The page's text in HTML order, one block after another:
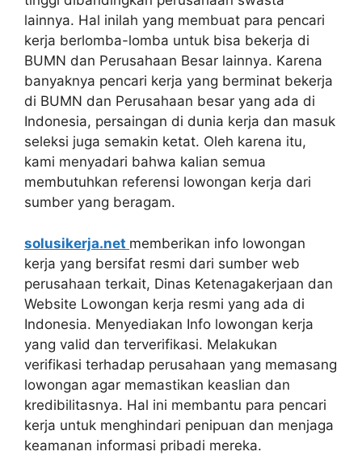
lainnya. Hal inilah yang membuat para pencari
kerja berlomba-lomba untuk bisa bekerja di
BUMN dan Perusahaan Besar lainnya. Karena
banyaknya pencari kerja yang berminat bekerja
di BUMN dan Perusahaan besar yang ada di
Indonesia, persaingan di dunia kerja dan masuk
seleksi juga semakin ketat. Oleh karena itu,
kami menyadari bahwa kalian semua
membutuhkan referensi lowongan kerja dari
sumber yang beragam.
solusikerja.net memberikan info lowongan
kerja yang bersifat resmi dari sumber web
perusahaan terkait, Dinas Ketenagakerjaan dan
Website Lowongan kerja resmi yang ada di
Indonesia. Menyediakan Info lowongan kerja
yang valid dan terverifikasi. Melakukan
verifikasi terhadap perusahaan yang memasang
lowongan agar memastikan keaslian dan
kredibilitasnya. Hal ini membantu para pencari
kerja untuk menghindari penipuan dan menjaga
keamanan informasi pribadi mereka.